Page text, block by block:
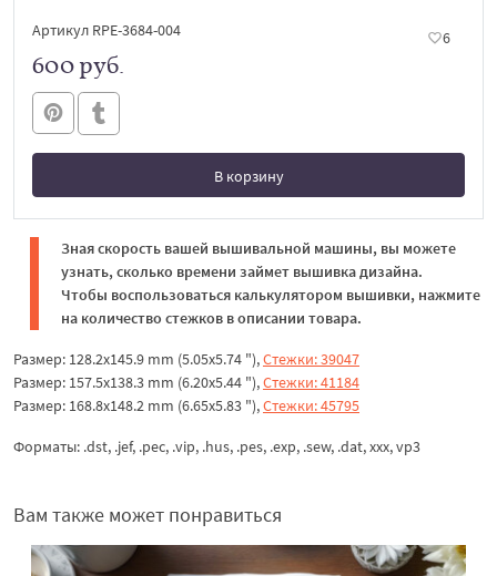
Артикул RPE-3684-004 6
600 руб.
В корзину
В корзине
Зная скорость вашей вышивальной машины, вы можете
узнать, сколько времени займет вышивка дизайна.
Чтобы воспользоваться калькулятором вышивки, нажмите
на количество стежков в описании товара.
Размер: 128.2x145.9 mm (5.05x5.74 "),Стежки: 39047
Размер: 157.5x138.3 mm (6.20x5.44 "),Стежки: 41184
Размер: 168.8x148.2 mm (6.65x5.83 "),Стежки: 45795
Форматы: .dst, .jef, .pec, .vip, .hus, .pes, .exp, .sew, .dat, xxx, vp3
Вам также может понравиться